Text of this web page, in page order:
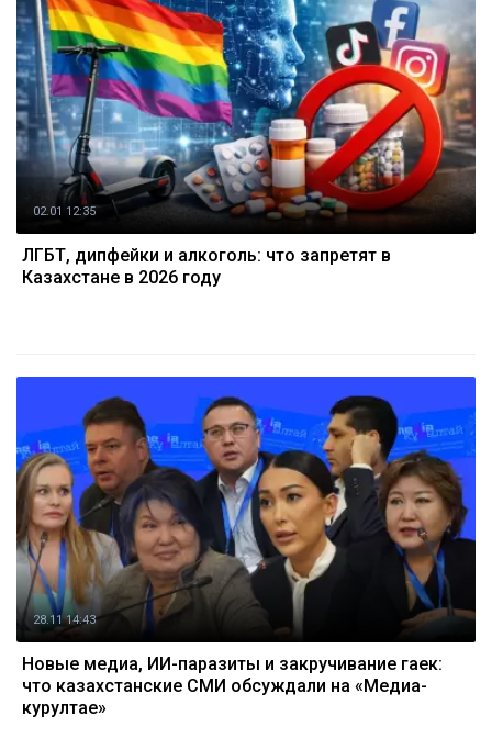
02.01 12:35
ЛГБТ, дипфейки и алкоголь: что запретят в
Казахстане в 2026 году
28.11 14:43
Новые медиа, ИИ-паразиты и закручивание гаек:
что казахстанские СМИ обсуждали на «Медиа-
курултае»